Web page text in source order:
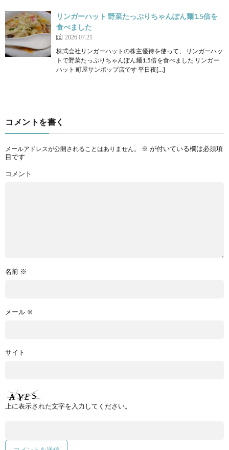
リンガーハット 野菜たっぷりちゃんぽん麺1.5倍を
食べました
2026.07.21
株式会社リンガーハットの株主優待を使って、 リンガーハッ
トで野菜たっぷりちゃんぽん麺1.5倍を食べました リンガー
ハット 町屋サンポップ店です 平日夜[…]
コメントを書く
メールアドレスが公開されることはありません。 ※ が付いている欄は必須項
目です
コメント
名前 ※
メール ※
サイト
上に表示された文字を入力してください。